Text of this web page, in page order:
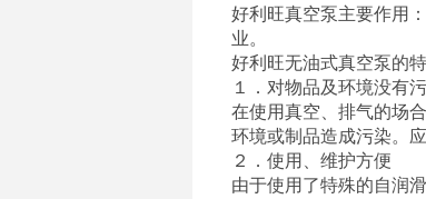
好利旺真空泵主要作用
业。
好利旺无油式真空泵的
１．对物品及环境没有
在使用真空、排气的场
环境或制品造成污染。应
２．使用、维护方便
由于使用了特殊的自润